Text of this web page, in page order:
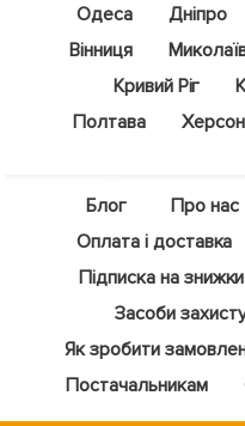
Одеса
Дніпро
Вінниця
Кривий Ріг
Полтава
Херсон
Блог Про нас
Оплата і доставка
Підписка на знижки
Засоби
Як зробити
Постачальникам